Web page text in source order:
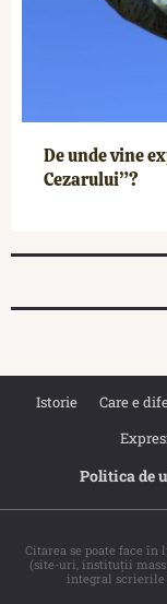
De unde vine
Cezarului”?
Istorie Care e
Politica de
Citarea se poate face
(site-uri, instituţii
integral scrierile